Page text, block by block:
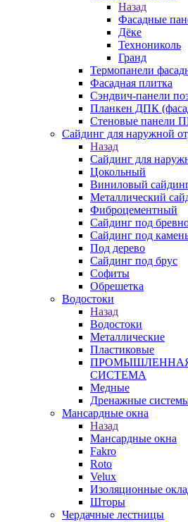
Назад
Фасадные
Дёке
Технониколь
Гранд
Термопанели
Фасадная плитка
Сэндвич-панели
Планкен ДПК
Стеновые панели
Сайдинг для наружной
Назад
Сайдинг для
Цокольный
Виниловый
Металлический
Фиброцементный
Сайдинг под
Сайдинг под
Под дерево
Сайдинг под брус
Софиты
Обрешетка
Водостоки
Назад
Водостоки
Металлические
Пластиковые
СИСТЕМА
Медные
Дренажные
Мансардные окна
Назад
Мансардные окна
Fakro
Roto
Velux
Изоляционные
Шторы
Чердачные лестницы